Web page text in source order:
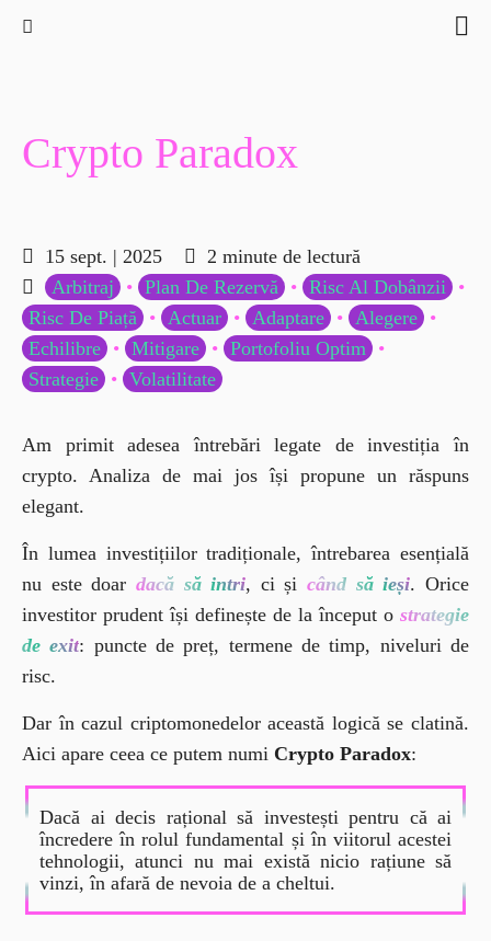
15 sept. | 2025
2 minute de lectură
Arbitraj
• Plan De Rezervă • Risc Al Dobânzii
•
Risc De Piață
• Actuar • Adaptare • Alegere •
Echilibre • Mitigare • Portofoliu Optim
•
Strategie • Volatilitate
Am primit adesea întrebări legate de investiția în
crypto. Analiza de mai jos își propune un răspuns
elegant.
În lumea investițiilor tradiționale, întrebarea esențială
nu este doar dacă să intri, ci și când să ieși. Orice
investitor prudent își definește de la început o strategie
de exit: puncte de preț, termene de timp, niveluri de
risc.
Dar în cazul criptomonedelor această logică se clatină.
Aici apare ceea ce putem numi Crypto Paradox:
Dacă ai decis rațional să investești pentru că ai
încredere în rolul fundamental și în viitorul acestei
tehnologii, atunci nu mai există nicio rațiune să
vinzi, în afară de nevoia de a cheltui.